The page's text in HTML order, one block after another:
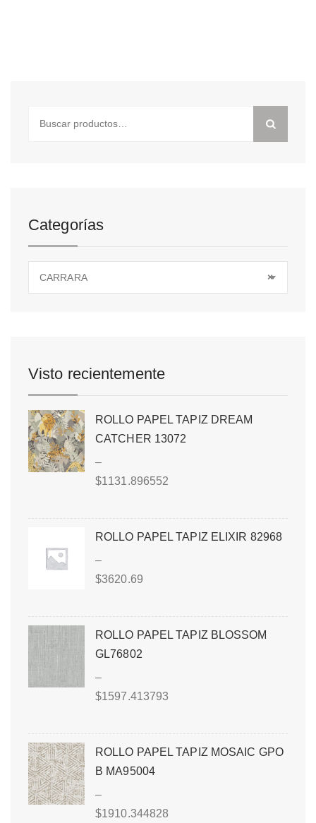
Categorías
×
CARRARA
Visto recientemente
ROLLO PAPEL TAPIZ DREAM
CATCHER 13072
–
$1131.896552
ROLLO PAPEL TAPIZ ELIXIR 82968
–
$3620.69
ROLLO PAPEL TAPIZ BLOSSOM
GL76802
–
$1597.413793
ROLLO PAPEL TAPIZ MOSAIC GPO
B MA95004
–
$1910.344828